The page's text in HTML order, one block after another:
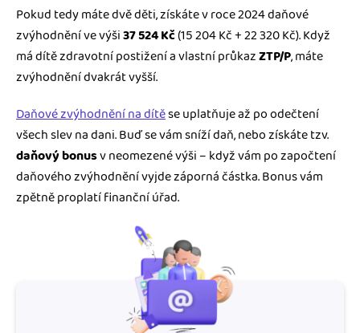
Pokud tedy máte dvě děti, získáte v roce 2024 daňové
zvýhodnění ve výši37 524 Kč(15 204 Kč + 22 320 Kč). Když
má dítě zdravotní postižení a vlastní průkazZTP/P, máte
zvýhodnění dvakrát vyšší.
Daňové zvýhodnění na dítěse uplatňuje až po odečtení
všech slev na dani. Buď se vám sníží daň, nebo získáte tzv.
daňový bonusv neomezené výši – když vám po započtení
daňového zvýhodnění vyjde záporná částka. Bonus vám
zpětně proplatí finanční úřad.